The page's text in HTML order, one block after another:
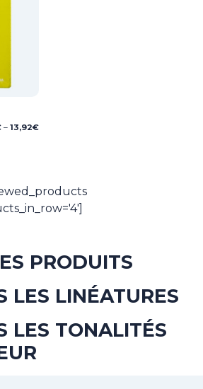
– 13,92€Price
PRODUITS
LES LINÉATURES
LES TONALITÉS